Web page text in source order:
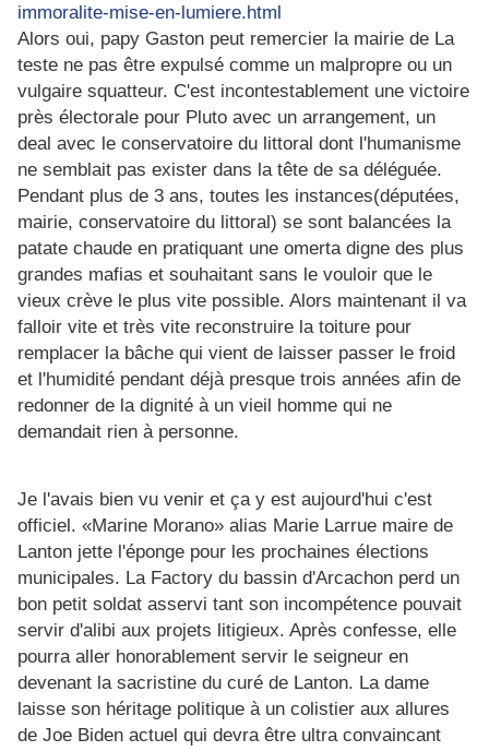
immoralite-mise-en-lumiere.html
Alors oui, papy Gaston peut remercier la mairie de La
teste ne pas être expulsé comme un malpropre ou un
vulgaire squatteur. C'est incontestablement une victoire
près électorale pour Pluto avec un arrangement, un
deal avec le conservatoire du littoral dont l'humanisme
ne semblait pas exister dans la tête de sa déléguée.
Pendant plus de 3 ans, toutes les instances(députées,
mairie, conservatoire du littoral) se sont balancées la
patate chaude en pratiquant une omerta digne des plus
grandes mafias et souhaitant sans le vouloir que le
vieux crève le plus vite possible. Alors maintenant il va
falloir vite et très vite reconstruire la toiture pour
remplacer la bâche qui vient de laisser passer le froid
et l'humidité pendant déjà presque trois années afin de
redonner de la dignité à un vieil homme qui ne
demandait rien à personne.
Je l'avais bien vu venir et ça y est aujourd'hui c'est
officiel. «Marine Morano» alias Marie Larrue maire de
Lanton jette l'éponge pour les prochaines élections
municipales. La Factory du bassin d'Arcachon perd un
bon petit soldat asservi tant son incompétence pouvait
servir d'alibi aux projets litigieux. Après confesse, elle
pourra aller honorablement servir le seigneur en
devenant la sacristine du curé de Lanton. La dame
laisse son héritage politique à un colistier aux allures
de Joe Biden actuel qui devra être ultra convaincant